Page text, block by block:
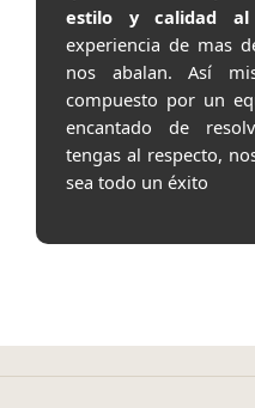
estilo y calidad
experiencia de mas
nos abalan. Así
compuesto por un
encantado de
tengas al respecto,
sea todo un éxito